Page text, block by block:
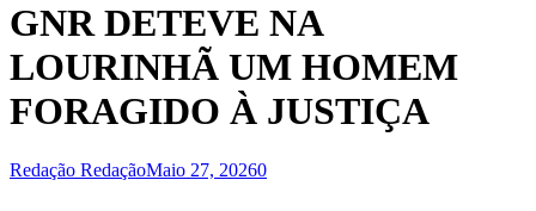
GNR DETEVE NA
LOURINHÃ UM HOMEM
FORAGIDO À JUSTIÇA
Redação RedaçãoMaio 27, 20260